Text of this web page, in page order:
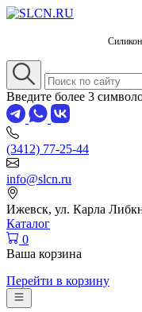
Введите более 3
(3412) 77-25-44
info@slcn.ru
Ижевск, ул. Карла
Каталог
0
Ваша корзина
Перейти в корзину